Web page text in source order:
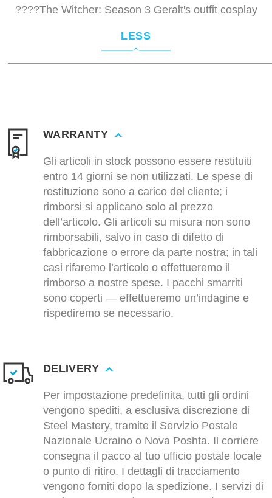
????The Witcher: Season 3 Geralt's outfit cosplay
LESS
WARRANTY
Gli articoli in stock possono essere restituiti
entro 14 giorni se non utilizzati. Le spese di
restituzione sono a carico del cliente; i
rimborsi si applicano solo al prezzo
dell’articolo. Gli articoli su misura non sono
rimborsabili, salvo in caso di difetto di
fabbricazione o errore da parte nostra; in tali
casi rifaremo l’articolo o effettueremo il
rimborso a nostre spese. I pacchi smarriti
sono coperti — effettueremo un’indagine e
rispediremo se necessario.
DELIVERY
Per impostazione predefinita, tutti gli ordini
vengono spediti, a esclusiva discrezione di
Steel Mastery, tramite il Servizio Postale
Nazionale Ucraino o Nova Poshta. Il corriere
consegna il pacco al tuo ufficio postale locale
o punto di ritiro. I dettagli di tracciamento
vengono forniti dopo la spedizione. I servizi di